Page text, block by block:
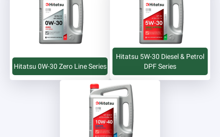
Hitatsu 0W-30 Zero Line Series
Hitatsu 5W-30 Diesel & Petrol
DPF Series